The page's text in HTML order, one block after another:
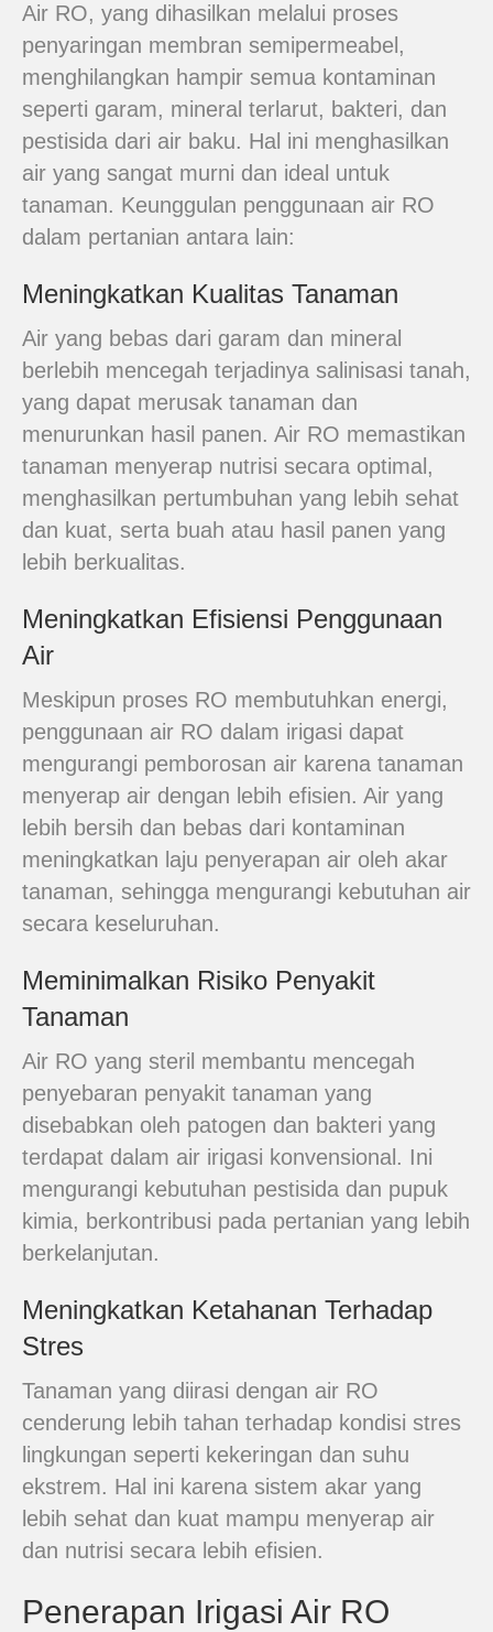
Air RO, yang dihasilkan melalui proses
penyaringan membran semipermeabel,
menghilangkan hampir semua kontaminan
seperti garam, mineral terlarut, bakteri, dan
pestisida dari air baku. Hal ini menghasilkan
air yang sangat murni dan ideal untuk
tanaman. Keunggulan penggunaan air RO
dalam pertanian antara lain:
Meningkatkan Kualitas Tanaman
Air yang bebas dari garam dan mineral
berlebih mencegah terjadinya salinisasi tanah,
yang dapat merusak tanaman dan
menurunkan hasil panen. Air RO memastikan
tanaman menyerap nutrisi secara optimal,
menghasilkan pertumbuhan yang lebih sehat
dan kuat, serta buah atau hasil panen yang
lebih berkualitas.
Meningkatkan Efisiensi Penggunaan
Air
Meskipun proses RO membutuhkan energi,
penggunaan air RO dalam irigasi dapat
mengurangi pemborosan air karena tanaman
menyerap air dengan lebih efisien. Air yang
lebih bersih dan bebas dari kontaminan
meningkatkan laju penyerapan air oleh akar
tanaman, sehingga mengurangi kebutuhan air
secara keseluruhan.
Meminimalkan Risiko Penyakit
Tanaman
Air RO yang steril membantu mencegah
penyebaran penyakit tanaman yang
disebabkan oleh patogen dan bakteri yang
terdapat dalam air irigasi konvensional. Ini
mengurangi kebutuhan pestisida dan pupuk
kimia, berkontribusi pada pertanian yang lebih
berkelanjutan.
Meningkatkan Ketahanan Terhadap
Stres
Tanaman yang diirasi dengan air RO
cenderung lebih tahan terhadap kondisi stres
lingkungan seperti kekeringan dan suhu
ekstrem. Hal ini karena sistem akar yang
lebih sehat dan kuat mampu menyerap air
dan nutrisi secara lebih efisien.
Penerapan Irigasi Air RO